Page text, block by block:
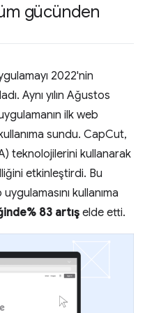
gücünden
2022'nin
Aynı yılın Ağustos
ilk web
sundu. CapCut,
teknolojilerini kullanarak
etkinleştirdi. Bu
kullanıma
83 artış elde etti.